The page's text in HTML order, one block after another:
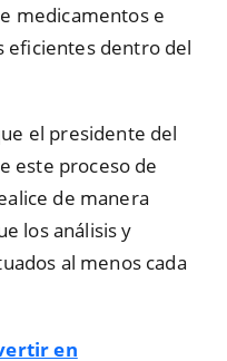
medicamentos e
eficientes dentro del
el presidente del
este proceso de
de manera
los análisis y
al menos cada
en